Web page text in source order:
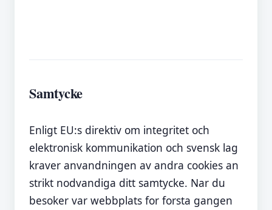
Samtycke
Enligt EU:s direktiv om integritet och
elektronisk kommunikation och svensk lag
kraver anvandningen av andra cookies an
strikt nodvandiga ditt samtycke. Nar du
besoker var webbplats for forsta gangen